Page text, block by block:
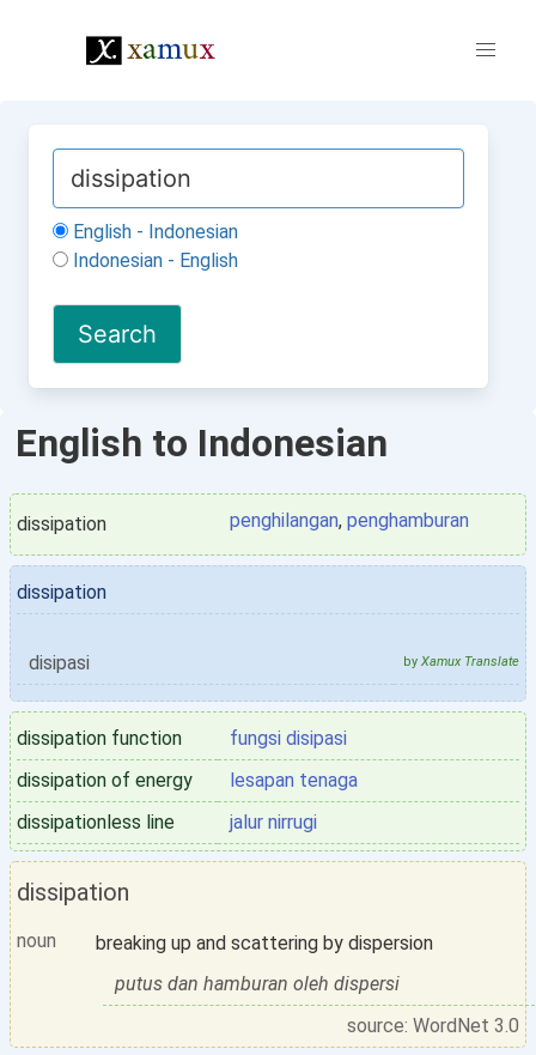
English - Indonesian
Indonesian - English
English to Indonesian
dissipation penghilangan, penghamburan
dissipation
disipasi by Xamux Translate
dissipation function
fungsi disipasi
dissipation of energy
lesapan tenaga
dissipationless line
jalur nirrugi
dissipation
noun
breaking up and scattering by dispersion
putus dan hamburan oleh dispersi
source: WordNet 3.0